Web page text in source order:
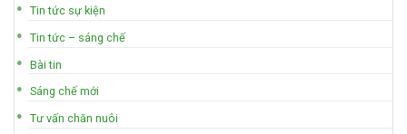
Tin tức sự kiện
Tin tức – sáng chế
Bài tin
Sáng chế mới
Tư vấn chăn nuôi